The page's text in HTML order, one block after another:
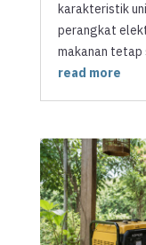
karakteristik
perangkat
makanan tetap
read more